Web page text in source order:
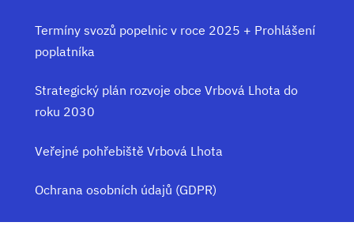
Termíny svozů popelnic v roce 2025 + Prohlášení
poplatníka
Strategický plán rozvoje obce Vrbová Lhota do
roku 2030
Veřejné pohřebiště Vrbová Lhota
Ochrana osobních údajů (GDPR)